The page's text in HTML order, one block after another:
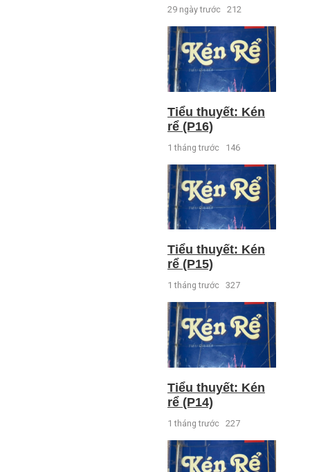
29 ngày trước 212
Tiểu thuyết: Kén
rể (P16)
1 tháng trước 146
Tiểu thuyết: Kén
rể (P15)
1 tháng trước 327
Tiểu thuyết: Kén
rể (P14)
1 tháng trước 227